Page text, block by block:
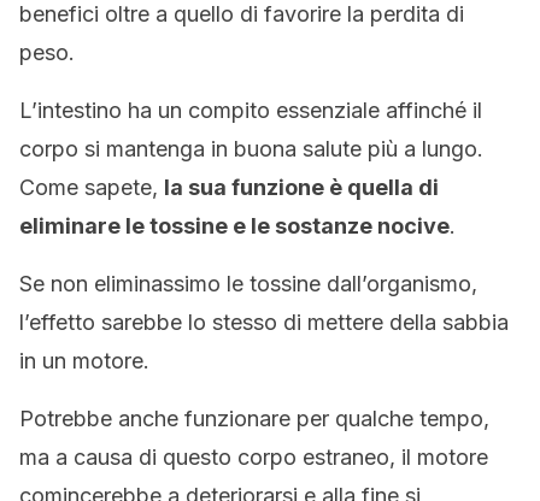
benefici oltre a quello di favorire la perdita di
peso.
L’intestino ha un compito essenziale affinché il
corpo si mantenga in buona salute più a lungo.
Come sapete, la sua funzione è quella di
eliminare le tossine e le sostanze nocive.
Se non eliminassimo le tossine dall’organismo,
l’effetto sarebbe lo stesso di mettere della sabbia
in un motore.
Potrebbe anche funzionare per qualche tempo,
ma a causa di questo corpo estraneo, il motore
comincerebbe a deteriorarsi e alla fine si